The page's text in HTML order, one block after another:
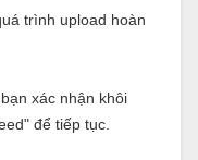
trình upload hoàn
xác nhận khôi
để tiếp tục.